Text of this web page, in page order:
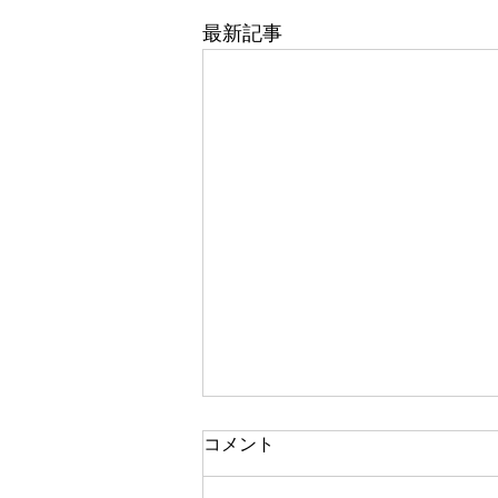
最新記事
東武百貨店 船橋店 1階 5番
コメント